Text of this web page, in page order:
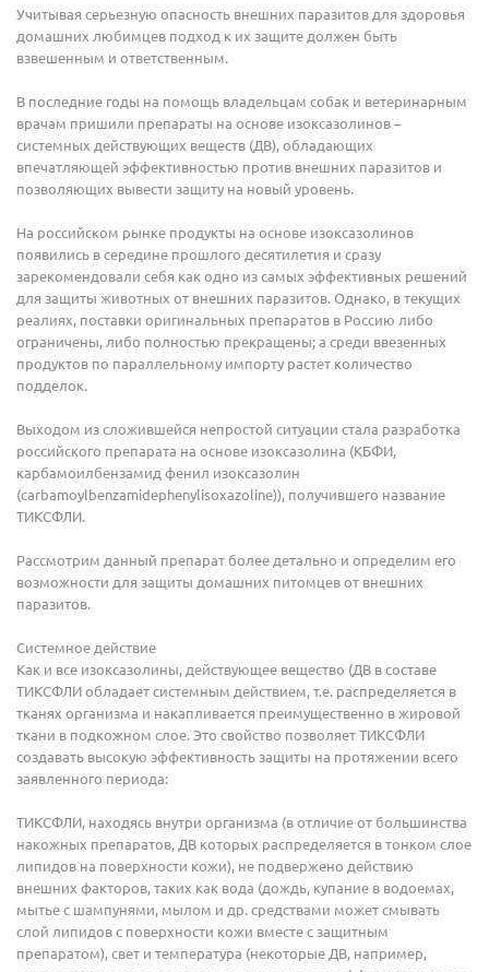
Учитывая серьезную опасность внешних паразитов для здоровья
домашних любимцев подход к их защите должен быть
взвешенным и ответственным.
В последние годы на помощь владельцам собак и ветеринарным
врачам пришили препараты на основе изоксазолинов –
системных действующих веществ (ДВ), обладающих
впечатляющей эффективностью против внешних паразитов и
позволяющих вывести защиту на новый уровень.
На российском рынке продукты на основе изоксазолинов
появились в середине прошлого десятилетия и сразу
зарекомендовали себя как одно из самых эффективных решений
для защиты животных от внешних паразитов. Однако, в текущих
реалиях, поставки оригинальных препаратов в Россию либо
ограничены, либо полностью прекращены; а среди ввезенных
продуктов по параллельному импорту растет количество
подделок.
Выходом из сложившейся непростой ситуации стала разработка
российского препарата на основе изоксазолина (КБФИ,
карбамоилбензамид фенил изоксазолин
(carbamoylbenzamidephenylisoxazoline)), получившего название
ТИКСФЛИ.
Рассмотрим данный препарат более детально и определим его
возможности для защиты домашних питомцев от внешних
паразитов.
Системное действие
Как и все изоксазолины, действующее вещество (ДВ в составе
ТИКСФЛИ обладает системным действием, т.е. распределяется в
тканях организма и накапливается преимущественно в жировой
ткани в подкожном слое. Это свойство позволяет ТИКСФЛИ
создавать высокую эффективность защиты на протяжении всего
заявленного периода:
ТИКСФЛИ, находясь внутри организма (в отличие от большинства
накожных препаратов, ДВ которых распределяется в тонком слое
липидов на поверхности кожи), не подвержено действию
внешних факторов, таких как вода (дождь, купание в водоемах,
мытье с шампунями, мылом и др. средствами может смывать
слой липидов с поверхности кожи вместе с защитным
препаратом), свет и температура (некоторые ДВ, например,